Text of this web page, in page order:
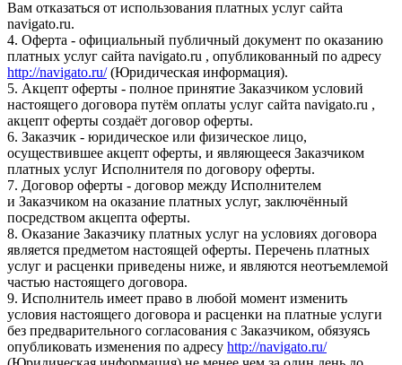
Вам отказаться от использования платных услуг сайта
navigato.ru.
4. Оферта - официальный публичный документ по оказанию
платных услуг сайта navigato.ru , опубликованный по адресу
http://navigato.ru/(Юридическая информация).
5. Акцепт оферты - полное принятие Заказчиком условий
настоящего договора путём оплаты услуг сайта navigato.ru ,
акцепт оферты создаёт договор оферты.
6. Заказчик - юридическое или физическое лицо,
осуществившее акцепт оферты, и являющееся Заказчиком
платных услуг Исполнителя по договору оферты.
7. Договор оферты - договор между Исполнителем
и Заказчиком на оказание платных услуг, заключённый
посредством акцепта оферты.
8. Оказание Заказчику платных услуг на условиях договора
является предметом настоящей оферты. Перечень платных
услуг и расценки приведены ниже, и являются неотъемлемой
частью настоящего договора.
9. Исполнитель имеет право в любой момент изменить
условия настоящего договора и расценки на платные услуги
без предварительного согласования с Заказчиком, обязуясь
опубликовать изменения по адресу http://navigato.ru/